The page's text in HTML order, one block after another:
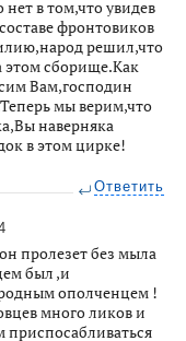
в том,что увидев
фронтовиков
решил,что
этом сборище.Как
Вам,господин
мы верим,что
наверняка
в этом цирке!
Ответить
пролезет без мыла
был ,и
ополченцем !
много ликов и